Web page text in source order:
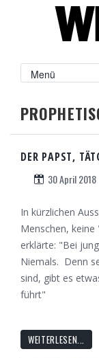
DER PAPST,
30 April 2018
In kürzlichen
Menschen,
erklärte: "Bei
Niemals. Denn
sind, gibt es
führt"
WEITERLESEN...